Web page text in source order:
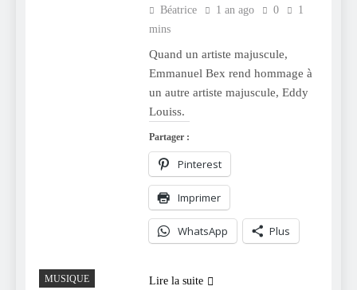
Béatrice 1 an ago 0
1
mins
Quand un artiste majuscule,
Emmanuel Bex rend hommage à
un autre artiste majuscule, Eddy
Louiss.
Partager :
Pinterest
Imprimer
WhatsApp Plus
Lire la suite
MUSIQUE